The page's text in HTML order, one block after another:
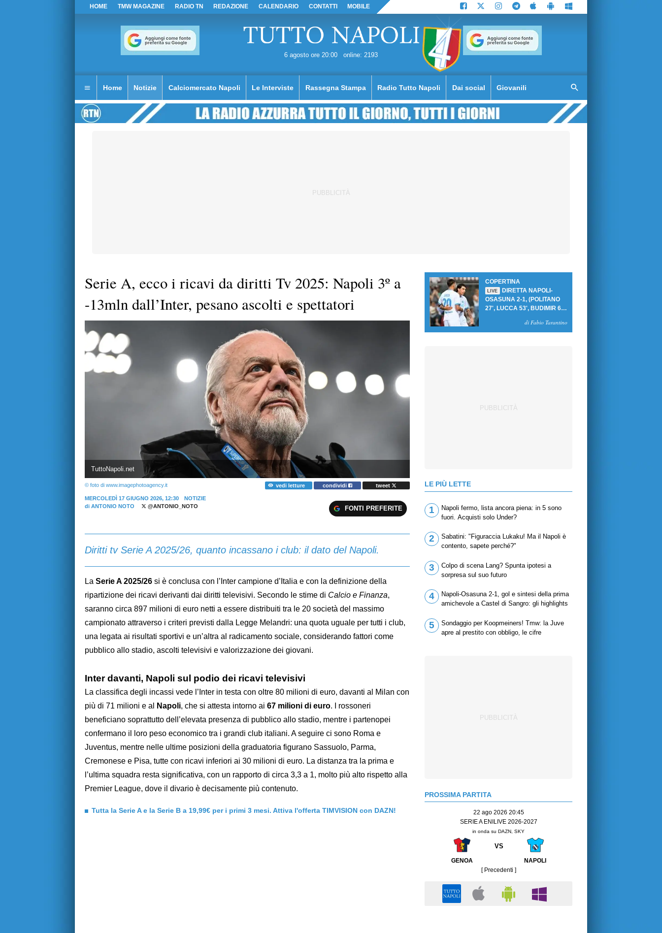
HOME TMW MAGAZINE RADIO TN REDAZIONE CALENDARIO CONTATTI MOBILE
6 agosto ore 20:00 online: 2193
Home Notizie Calciomercato Napoli Le Interviste Rassegna Stampa Radio Tutto Napoli Dai social Giovanili
Serie A, ecco i ricavi da diritti Tv 2025: Napoli 3º a
-13mln dall’Inter, pesano ascolti e spettatori
TuttoNapoli.net
© foto di www.imagephotoagency.it vedi letture condividi tweet
MERCOLEDÌ 17 GIUGNO 2026, 12:30
NOTIZIE
di ANTONIO NOTO @ANTONIO_NOTO FONTI PREFERITE
Diritti tv Serie A 2025/26, quanto incassano i club: il dato del Napoli.
La Serie A 2025/26 si è conclusa con l’Inter campione d’Italia e con la definizione della
ripartizione dei ricavi derivanti dai diritti televisivi. Secondo le stime di Calcio e Finanza,
saranno circa 897 milioni di euro netti a essere distribuiti tra le 20 società del massimo
campionato attraverso i criteri previsti dalla Legge Melandri: una quota uguale per tutti i club,
una legata ai risultati sportivi e un’altra al radicamento sociale, considerando fattori come
pubblico allo stadio, ascolti televisivi e valorizzazione dei giovani.
Inter davanti, Napoli sul podio dei ricavi televisivi
La classifica degli incassi vede l’Inter in testa con oltre 80 milioni di euro, davanti al Milan con
più di 71 milioni e al
Napoli, che si attesta intorno ai 67 milioni di euro. I rossoneri
beneficiano soprattutto dell’elevata presenza di pubblico allo stadio, mentre i partenopei
confermano il loro peso economico tra i grandi club italiani. A seguire ci sono Roma e
Juventus, mentre nelle ultime posizioni della graduatoria figurano Sassuolo, Parma,
Cremonese e Pisa, tutte con ricavi inferiori ai 30 milioni di euro. La distanza tra la prima e
l’ultima squadra resta significativa, con un rapporto di circa 3,3 a 1, molto più alto rispetto alla
Premier League, dove il divario è decisamente più contenuto.
Tutta la Serie A e la Serie B a 19,99€ per i primi 3 mesi. Attiva l'offerta TIMVISION con DAZN!
COPERTINA
LIVE
DIRETTA NAPOLI-
OSASUNA 2-1, (POLITANO
27', LUCCA 53', BUDIMIR 69'
PER PRIMA VITTORIA AL
di Fabio Tarantino
LE PIÙ LETTE
1
Napoli fermo, lista ancora piena: in 5 sono
fuori. Acquisti solo Under?
2
Sabatini: "Figuraccia Lukaku! Ma il Napoli è
contento, sapete perché?"
3
Colpo di scena Lang? Spunta ipotesi a
sorpresa sul suo futuro
4
Napoli-Osasuna 2-1, gol e sintesi della prima
amichevole a Castel di Sangro: gli highlights
5
Sondaggio per Koopmeiners! Tmw: la Juve
apre al prestito con obbligo, le cifre
PROSSIMA PARTITA
22 ago 2026 20:45
SERIE A ENILIVE 2026-2027
in onda su DAZN, SKY
VS
GENOA
NAPOLI
[ Precedenti ]